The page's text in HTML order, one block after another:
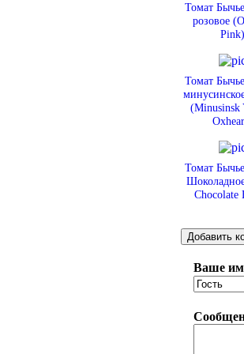
Томат
розовое
Pink)
Томат
(Minusinsk
Томат
Chocolate
Ваше